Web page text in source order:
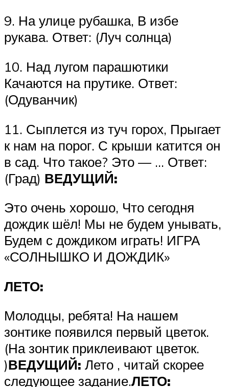
9. На улице рубашка, В избе
рукава. Ответ: (Луч солнца)
10. Над лугом парашютики
Качаются на прутике. Ответ:
(Одуванчик)
11. Сыплется из туч горох, Прыгает
к нам на порог. С крыши катится он
в сад. Что такое? Это — … Ответ:
(Град) ВЕДУЩИЙ:
Это очень хорошо, Что сегодня
дождик шёл! Мы не будем унывать,
Будем с дождиком играть! ИГРА
«СОЛНЫШКО И ДОЖДИК»
ЛЕТО:
Молодцы, ребята! На нашем
зонтике появился первый цветок.
(На зонтик приклеивают цветок.
)ВЕДУЩИЙ: Лето , читай скорее
следующее задание.ЛЕТО: